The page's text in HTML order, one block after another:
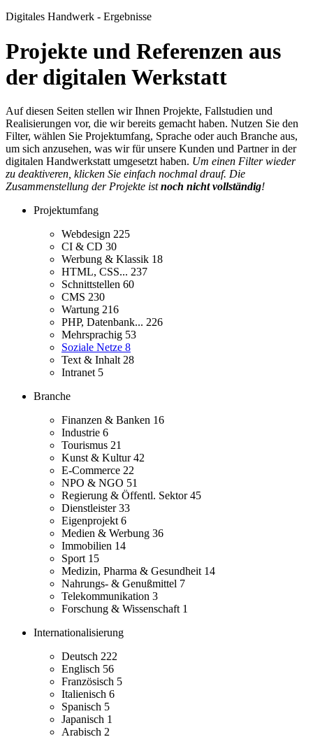
Digitales Handwerk - Ergebnisse
Projekte und Referenzen aus
der digitalen Werkstatt
Auf diesen Seiten stellen wir Ihnen Projekte, Fallstudien und
Realisierungen vor, die wir bereits gemacht haben. Nutzen Sie den
Filter, wählen Sie Projektumfang, Sprache oder auch Branche aus,
um sich anzusehen, was wir für unsere Kunden und Partner in der
digitalen Handwerkstatt umgesetzt haben. Um einen Filter wieder
zu deaktiveren, klicken Sie einfach nochmal drauf. Die
Zusammenstellung der Projekte istnoch nicht vollständig!
Projektumfang
Webdesign 225
CI & CD 30
Werbung & Klassik 18
HTML, CSS... 237
Schnittstellen 60
CMS 230
Wartung 216
PHP, Datenbank... 226
Mehrsprachig 53
Soziale Netze 8
Text & Inhalt 28
Intranet 5
Branche
Finanzen & Banken 16
Industrie 6
Tourismus 21
Kunst & Kultur42
E-Commerce 22
NPO & NGO 51
Regierung & Öffentl. Sektor45
Dienstleister33
Eigenprojekt 6
Medien & Werbung 36
Immobilien 14
Sport 15
Medizin, Pharma & Gesundheit 14
Nahrungs- & Genußmittel 7
Telekommunikation 3
Forschung & Wissenschaft 1
Internationalisierung
Deutsch 222
Englisch 56
Französisch 5
Italienisch 6
Spanisch 5
Japanisch 1
Arabisch 2